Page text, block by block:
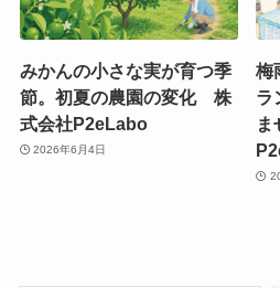
みかんの小さな実が育つ季
節。初夏の農園の変化 株
式会社P2eLabo
2026年6月4日
梅
ラ